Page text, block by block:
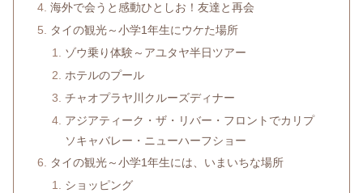
海外で会うと感動ひとしお！友達と再会
タイの観光～小学1年生にウケた場所
ゾウ乗り体験～アユタヤ半日ツアー
ホテルのプール
チャオプラヤ川クルーズディナー
アジアティーク・ザ・リバー・フロントでカリプ
ソキャバレー・ニューハーフショー
タイの観光～小学1年生には、いまいちな場所
ショッピング